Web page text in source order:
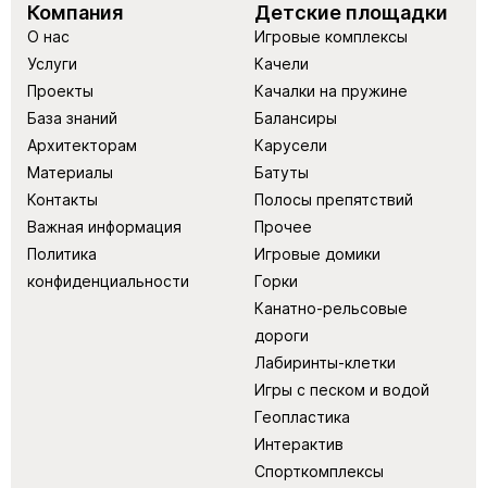
Компания
О нас
Услуги
Проекты
База знаний
Архитекторам
Материалы
Контакты
Важная информация
Политика
конфиденциальности
Детские площадки
Игровые комплексы
Качели
Качалки на пружине
Балансиры
Карусели
Батуты
Полосы препятствий
Прочее
Игровые домики
Горки
Канатно-рельсовые
дороги
Лабиринты-клетки
Игры с песком и водой
Геопластика
Интерактив
Спорткомплексы